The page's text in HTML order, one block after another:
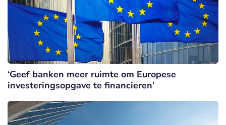
‘Geef banken meer ruimte om Europese
investeringsopgave te financieren’